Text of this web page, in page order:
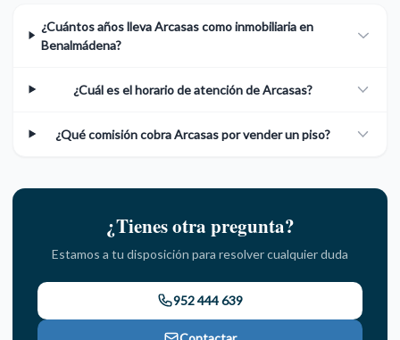
¿Cuántos años lleva Arcasas como inmobiliaria en
Benalmádena?
¿Cuál es el horario de atención de Arcasas?
¿Qué comisión cobra Arcasas por vender un piso?
¿Tienes otra pregunta?
Estamos a tu disposición para resolver cualquier duda
952 444 639